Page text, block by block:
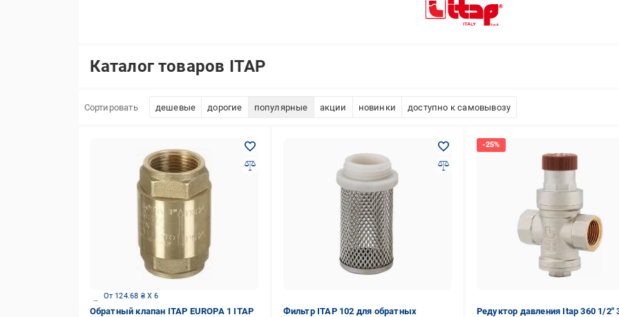
Каталог товаров ITAP
Сортировать дешевые дорогие популярные акции новинки доступно к самовывозу
От 124.68 ₴ X 6
Обратный клапан ITAP EUROPA 1 ITAP
Фильтр ITAP 102 для обратных
Редуктор давления Itap 360 1/2"